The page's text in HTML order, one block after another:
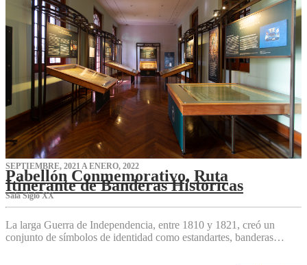
SEPTIEMBRE, 2021 A ENERO, 2022
Pabellón Conmemorativo, Ruta
Itinerante de Banderas Históricas
Sala Siglo XX
La larga Guerra de Independencia, entre 1810 y 1821, creó un
conjunto de símbolos de identidad como estandartes, banderas…